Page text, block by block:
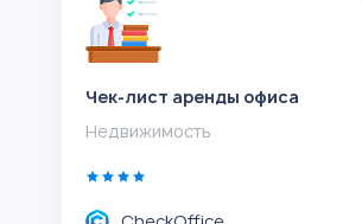
Чек-лист аренды офиса
Недвижимость